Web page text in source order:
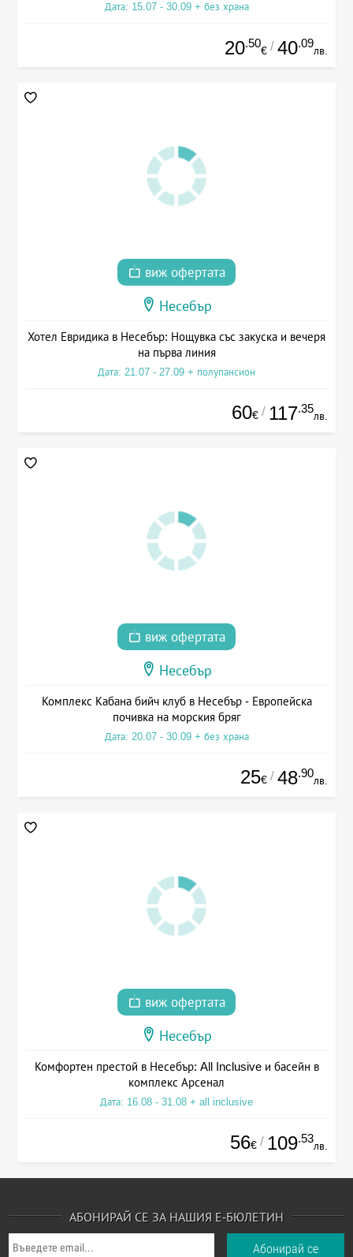
Дата: 15.07 - 30.09 + без храна
20.50
€ / 40.09
лв.
виж офертата
Несебър
Хотел Евридика в Несебър: Нощувка със закуска и вечеря
на първа линия
Дата: 21.07 - 27.09 + полупансион
60€ / 117.35
лв.
виж офертата
Несебър
Комплекс Кабана бийч клуб в Несебър - Европейска
почивка на морския бряг
Дата: 20.07 - 30.09 + без храна
25€ / 48.90
лв.
виж офертата
Несебър
Комфортен престой в Несебър: All Inclusive и басейн в
комплекс Арсенал
Дата: 16.08 - 31.08 + all inclusive
56€ / 109.53
лв.
АБОНИРАЙ СЕ ЗА НАШИЯ Е-БЮЛЕТИН